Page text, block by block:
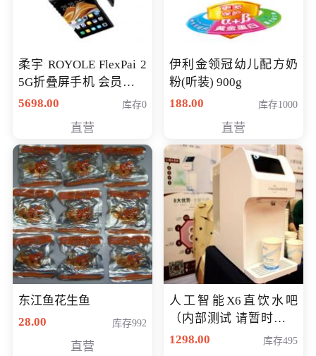
柔宇 ROYOLE FlexPai 2
5G折叠屏手机 会员专享
购买价格 4998元
5698.00 库存0
直营
伊利金领冠幼儿配方奶
粉(听装) 900g
188.00
库存1000
直营
东江鱼花生鱼
28.00
库存992
直营
人工智能X6直饮水吧
（内部测试 请暂时不要
购买）
1298.00 库存495